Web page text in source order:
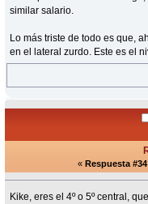
similar salario.
Lo más triste de todo es que,
en el lateral zurdo. Este es el
« Respuesta
Kike, eres el 4º o 5º central,